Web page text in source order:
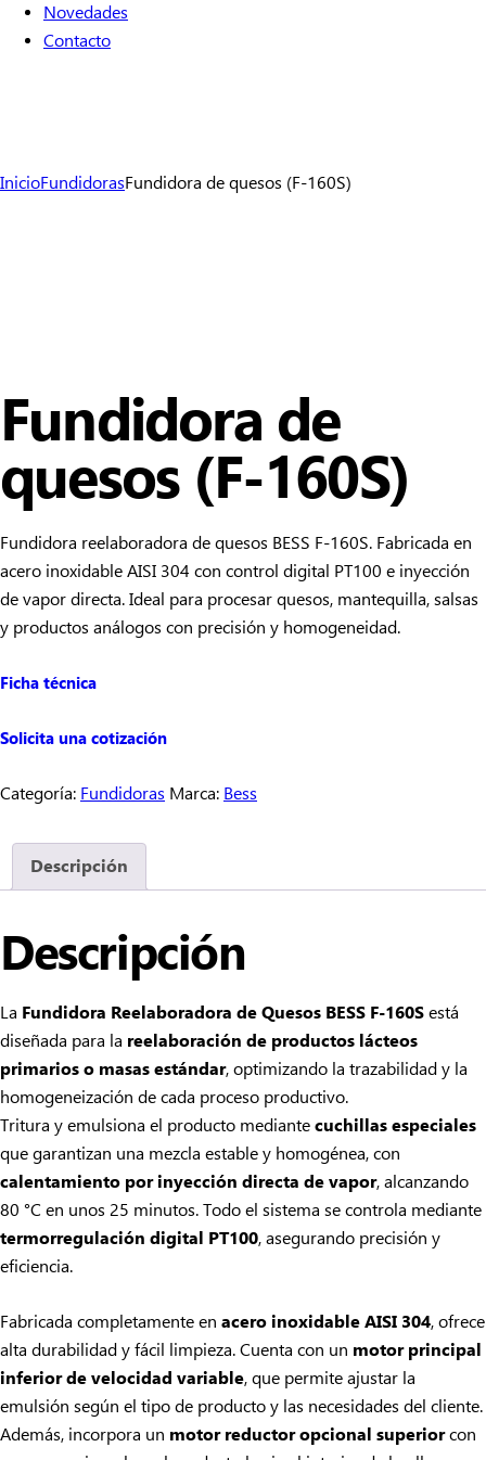
Novedades
Contacto
InicioFundidorasFundidora de quesos (F-160S)
Fundidora de
quesos (F-160S)
Fundidora reelaboradora de quesos BESS F-160S. Fabricada en
acero inoxidable AISI 304 con control digital PT100 e inyección
de vapor directa. Ideal para procesar quesos, mantequilla, salsas
y productos análogos con precisión y homogeneidad.
Ficha técnica
Solicita una cotización
Categoría: Fundidoras Marca: Bess
Descripción
Descripción
La Fundidora Reelaboradora de Quesos BESS F-160S está
diseñada para la reelaboración de productos lácteos
primarios o masas estándar, optimizando la trazabilidad y la
homogeneización de cada proceso productivo.
Tritura y emulsiona el producto mediante cuchillas especiales
que garantizan una mezcla estable y homogénea, con
calentamiento por inyección directa de vapor, alcanzando
80 °C en unos 25 minutos. Todo el sistema se controla mediante
termorregulación digital PT100, asegurando precisión y
eficiencia.
Fabricada completamente en acero inoxidable AISI 304, ofrece
alta durabilidad y fácil limpieza. Cuenta con un motor principal
inferior de velocidad variable, que permite ajustar la
emulsión según el tipo de producto y las necesidades del cliente.
Además, incorpora un motor reductor opcional superiorcon